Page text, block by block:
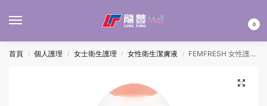
0
首頁 / 個人護理 / 女士衛生護理 / 女性衛生潔膚液 / FEMFRESH 女性護理液(橙色) 250ML